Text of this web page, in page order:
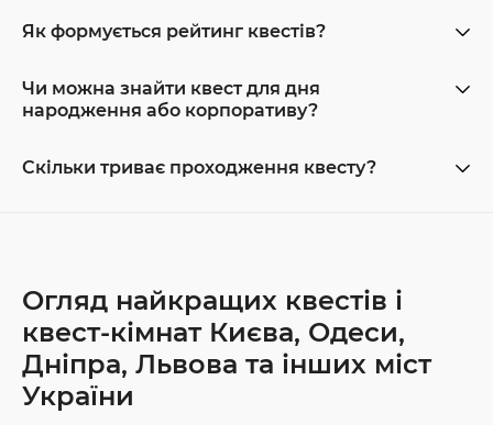
Як формується рейтинг квестів?
Чи можна знайти квест для дня
народження або корпоративу?
Скільки триває проходження квесту?
Огляд найкращих квестів і
квест-кімнат Києва, Одеси,
Дніпра, Львова та інших міст
України